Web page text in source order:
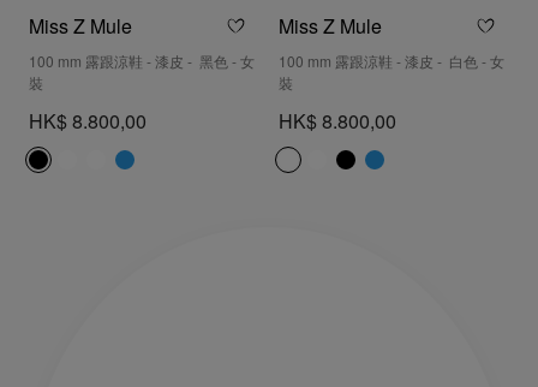
Miss Z Mule
100 mm 露跟涼鞋 - 漆皮 - 黑色 - 女
裝
HK$ 8.800,00
Miss Z Mule
100 mm 露跟涼鞋 - 漆皮 - 白色 - 女
裝
HK$ 8.800,00